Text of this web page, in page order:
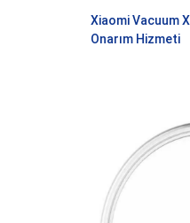
Xiaomi Vacuum
Onarım Hizmeti